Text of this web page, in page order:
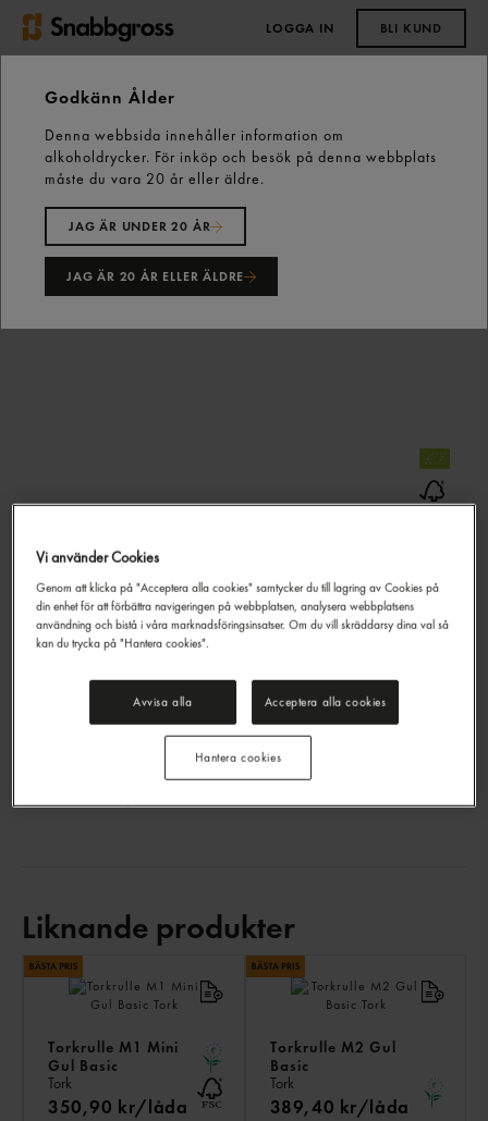
LOGGA IN BLI KUND
Start Städning & Rengöring
Papper
Hushållspapper
Torkrulle M2 Vit 1-lager Tork
Torkrulle M2 Vit 1-lager
Tork
521,40 kr/låda
Jmf.pris : 54,89 kr /kg
EAN:
7310791043036
LOGGA IN
Liknande produkter
Torkrulle M1 Mini
Gul Basic
Tork
350,90 kr/låda
Torkrulle M2 Gul
Basic
Tork
389,40 kr/låda
Godkänn Ålder
Denna webbsida innehåller information om
alkoholdrycker. För inköp och besök på denna webbplats
måste du vara 20 år eller äldre.
JAG ÄR UNDER 20 ÅR
JAG ÄR 20 ÅR ELLER ÄLDRE
Vi använder Cookies
Genom att klicka på "Acceptera alla cookies" samtycker du till lagring av Cookies på
din enhet för att förbättra navigeringen på webbplatsen, analysera webbplatsens
användning och bistå i våra marknadsföringsinsatser. Om du vill skräddarsy dina val så
kan du trycka på "Hantera cookies".
Avvisa alla Acceptera alla cookies
Hantera cookies